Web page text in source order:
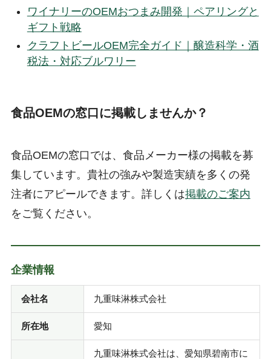
ワイナリーのOEMおつまみ開発｜ペアリングと
ギフト戦略
クラフトビールOEM完全ガイド｜醸造科学・酒
税法・対応ブルワリー
食品OEMの窓口に掲載しませんか？
食品OEMの窓口では、食品メーカー様の掲載を募
集しています。貴社の強みや製造実績を多くの発
注者にアピールできます。詳しくは掲載のご案内
をご覧ください。
企業情報
会社名 九重味淋株式会社
所在地 愛知
九重味淋株式会社は、愛知県碧南市に